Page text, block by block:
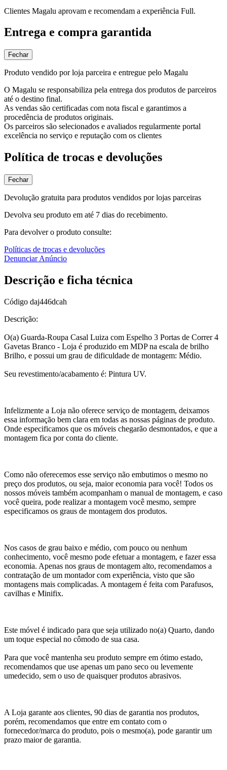
Clientes Magalu aprovam e recomendam a experiência Full.
Entrega e compra garantida
Fechar
Produto vendido por loja parceira e entregue pelo Magalu
O Magalu se responsabiliza pela entrega dos produtos de parceiros
até o destino final.
As vendas são certificadas com nota fiscal e garantimos a
procedência de produtos originais.
Os parceiros são selecionados e avaliados regularmente portal
excelência no serviço e reputação com os clientes
Política de trocas e devoluções
Fechar
Devolução gratuita para produtos vendidos por lojas parceiras
Devolva seu produto em até 7 dias do recebimento.
Para devolver o produto consulte:
Políticas de trocas e devoluções
Denunciar Anúncio
Descrição e ficha técnica
Código daj446dcah
Descrição:
O(a) Guarda-Roupa Casal Luiza com Espelho 3 Portas de Correr 4
Gavetas Branco - Loja é produzido em MDP na escala de brilho
Brilho, e possui um grau de dificuldade de montagem: Médio.
Seu revestimento/acabamento é: Pintura UV.
Infelizmente a Loja não oferece serviço de montagem, deixamos
essa informação bem clara em todas as nossas páginas de produto.
Onde especificamos que os móveis chegarão desmontados, e que a
montagem fica por conta do cliente.
Como não oferecemos esse serviço não embutimos o mesmo no
preço dos produtos, ou seja, maior economia para você! Todos os
nossos móveis também acompanham o manual de montagem, e caso
você queira, pode realizar a montagem você mesmo, sempre
especificamos os graus de montagem dos produtos.
Nos casos de grau baixo e médio, com pouco ou nenhum
conhecimento, você mesmo pode efetuar a montagem, e fazer essa
economia. Apenas nos graus de montagem alto, recomendamos a
contratação de um montador com experiência, visto que são
montagens mais complicadas. A montagem é feita com Parafusos,
cavilhas e Minifix.
Este móvel é indicado para que seja utilizado no(a) Quarto, dando
um toque especial no cômodo de sua casa.
Para que você mantenha seu produto sempre em ótimo estado,
recomendamos que use apenas um pano seco ou levemente
umedecido, sem o uso de quaisquer produtos abrasivos.
A Loja garante aos clientes, 90 dias de garantia nos produtos,
porém, recomendamos que entre em contato com o
fornecedor/marca do produto, pois o mesmo(a), pode garantir um
prazo maior de garantia.